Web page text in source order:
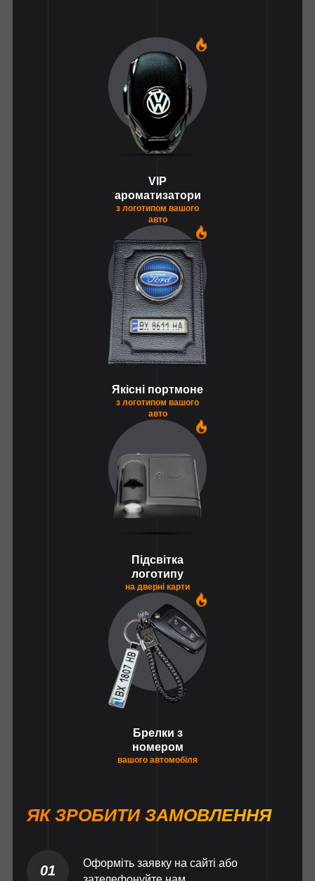
VIP
ароматизатори
з логотипом вашого
авто
Якісні портмоне
з логотипом вашого
авто
Підсвітка
логотипу
на дверні карти
Брелки з
номером
вашого автомобіля
ЯК ЗРОБИТИ ЗАМОВЛЕННЯ
01
Оформіть заявку на сайті або